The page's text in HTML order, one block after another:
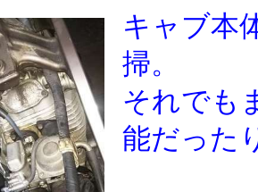
キャブ本
掃。
それでも
能だった